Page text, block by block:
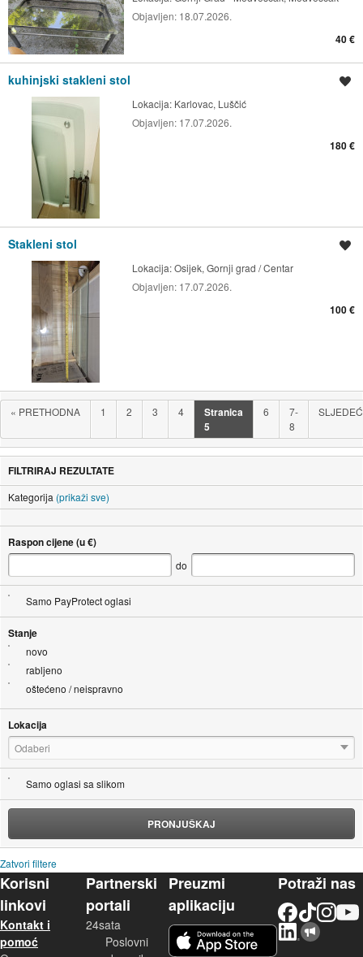
Objavljen: 18.07.2026.
40 €
kuhinjski stakleni stol
Lokacija: Karlovac, Luščić
Objavljen: 17.07.2026.
180 €
Stakleni stol
Lokacija:Osijek, Gornji grad / Centar
Objavljen: 17.07.2026.
100 €
« PRETHODNA 1 2 3 4
Stranica
5
6
7-
8
FILTRIRAJ REZULTATE
Kategorija (prikaži sve)
Raspon cijene (u €)
do
Samo PayProtect oglasi
Stanje
novo
rabljeno
oštećeno / neispravno
Lokacija
Odaberi
Samo oglasi sa slikom
PRONJUŠKAJ
Zatvori filtere
Korisni
linkovi
Kontakt i
pomoć
Partnerski
portali
24sata
Poslovni
Preuzmi
aplikaciju
Potraži nas